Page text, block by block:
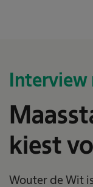
Interview
kiest
Wouter de Wit